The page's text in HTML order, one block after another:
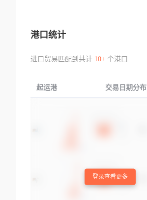
港口统计
进口贸易匹配到共计 10+个港口
起运港 交易日期分布
登录查看更多